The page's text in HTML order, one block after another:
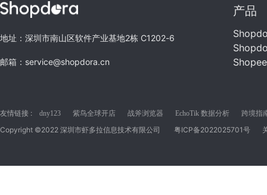
地址：深圳市南山区软件产业基地2栋 C1202-6
邮箱：service@shopdora.cn
产品
友情链接 : dny123 紫鸟全球开店 战斧浏览器 EchoTik 数据分析 跨境指
Copyright ©2022 深圳市虾多拉信息技术有限公司 粤ICP备2022025701号